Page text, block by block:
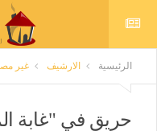
الرئيسية الارشيف غير
حريق في "غابة